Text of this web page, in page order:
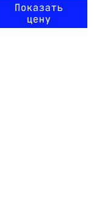
Показать
цену